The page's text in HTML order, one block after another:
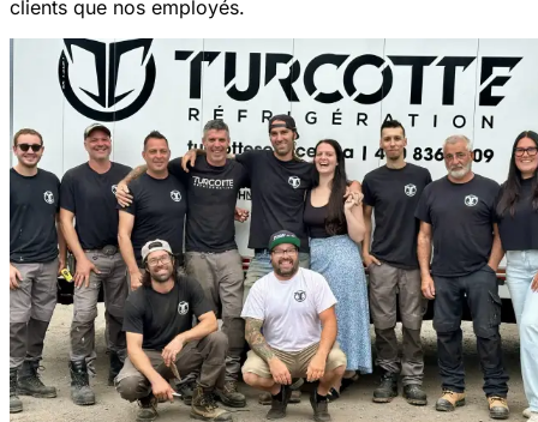
clients que nos employés.